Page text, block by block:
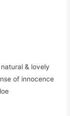
& lovely
of innocence